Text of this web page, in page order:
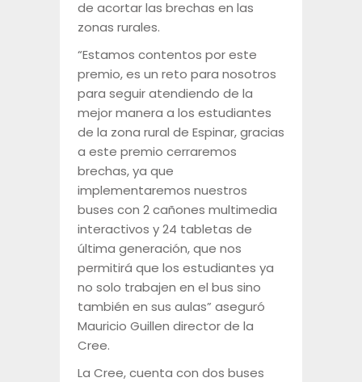
de acortar las brechas en las
zonas rurales.
“Estamos contentos por este
premio, es un reto para nosotros
para seguir atendiendo de la
mejor manera a los estudiantes
de la zona rural de Espinar, gracias
a este premio cerraremos
brechas, ya que
implementaremos nuestros
buses con 2 cañones multimedia
interactivos y 24 tabletas de
última generación, que nos
permitirá que los estudiantes ya
no solo trabajen en el bus sino
también en sus aulas” aseguró
Mauricio Guillen director de la
Cree.
La Cree, cuenta con dos buses